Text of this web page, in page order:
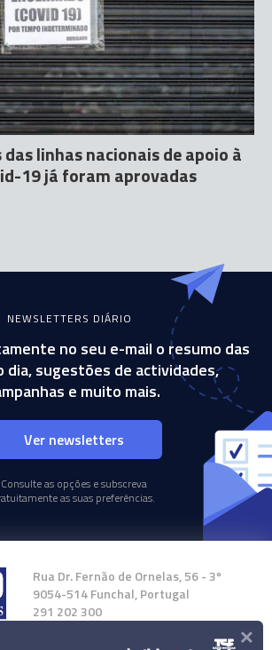
das linhas nacionais de apoio à
19 já foram aprovadas
NEWSLETTERS DIÁRIO
no seu e-mail o resumo das
dia, sugestões de actividades,
e muito mais.
Ver newsletters
Consulte as opções e subscreva
as suas preferências.
Rua Dr. Fernão de Ornelas, 56 - 3º
9054-514 Funchal, Portugal
291 202 300
×